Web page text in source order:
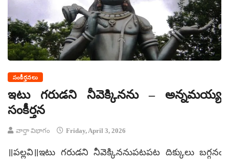
సంకీర్తనలు
ఇటు గరుడని నీవెక్కినను – అన్నమయ్య
సంకీర్తన
వార్తా విభాగం Friday, April 3, 2026
॥పల్లవి॥ఇటు గరుడని నీవెక్కిననుపటపట దిక్కులు బగ్గనఁ